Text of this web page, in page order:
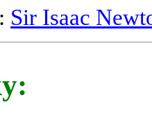
Sir Isaac